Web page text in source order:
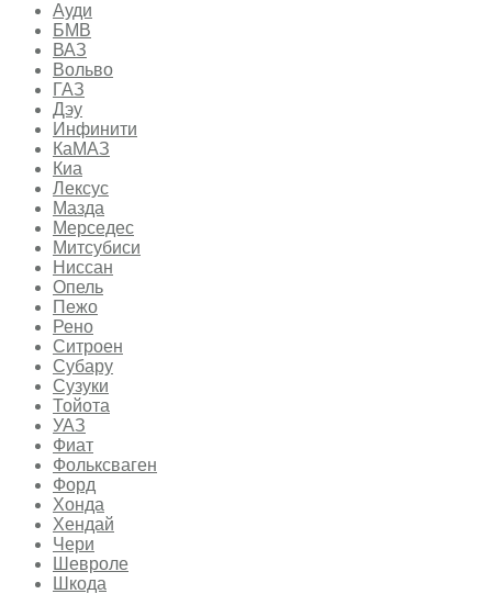
Ауди
БМВ
ВАЗ
Вольво
ГАЗ
Дэу
Инфинити
КаМАЗ
Киа
Лексус
Мазда
Мерседес
Митсубиси
Ниссан
Опель
Пежо
Рено
Ситроен
Субару
Сузуки
Тойота
УАЗ
Фиат
Фольксваген
Форд
Хонда
Хендай
Чери
Шевроле
Шкода